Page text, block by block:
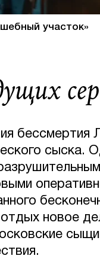
участок»
бессмертия
сыска.
новое